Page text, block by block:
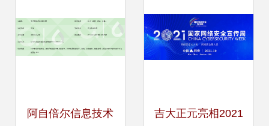
阿自倍尔信息技术 吉大正元亮相2021